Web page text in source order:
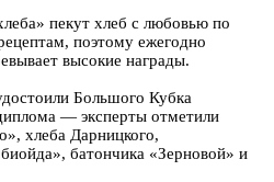
пекут хлеб с любовью по
поэтому ежегодно
высокие награды.
Большого Кубка
— эксперты отметили
хлеба Дарницкого,
батончика «Зерновой» и